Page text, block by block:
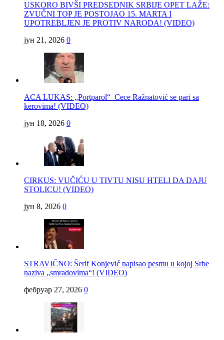
USKORO BIVŠI PREDSEDNIK SRBIJE OPET LAŽE:
ZVUČNI TOP JE POSTOJAO 15. MARTA I
UPOTREBLJEN JE PROTIV NARODA! (VIDEO)
јун 21, 2026 0
ACA LUKAS: „Portparol“ Cece Ražnatović se pari sa
kerovima! (VIDEO)
јун 18, 2026 0
CIRKUS: VUČIĆU U TIVTU NISU HTELI DA DAJU
STOLICU! (VIDEO)
јун 8, 2026 0
STRAVIČNO: Šerif Konjević napisao pesmu u kojoj Srbe
naziva „smradovima“! (VIDEO)
фебруар 27, 2026 0